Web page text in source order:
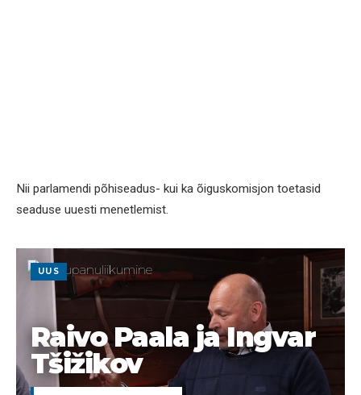
Nii parlamendi põhiseadus- kui ka õiguskomisjon toetasid
seaduse uuesti menetlemist.
UUS
Raivo Paala ja Ingvar
Tšižikov